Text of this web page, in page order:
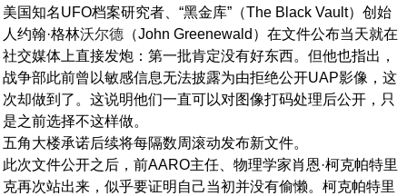
美国知名UFO档案研究者、“黑金库”（The Black Vault）创始
人约翰·格林沃尔德 （John Greenewald）在文件公布当天就在
社交媒体上直接发炮：第一批肯定没有好东西。但他也指出，
战争部此前曾以敏感信息无法披露为由拒绝公开UAP影像，这
次却做到了。这说明他们一直可以对图像打码处理后公开，只
是之前选择不这样做。
五角大楼承诺后续将每隔数周滚动发布新文件。
此次文件公开之后，前AARO主任、物理学家肖恩·柯克帕特里
克再次站出来，似乎要证明自己当初并没有偷懒。柯克帕特里